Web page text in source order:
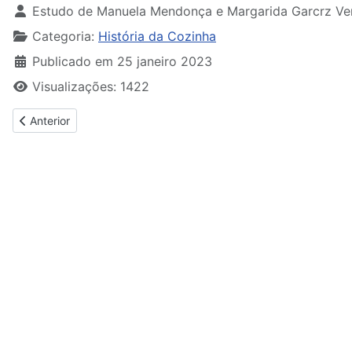
Estudo de Manuela Mendonça e Margarida Garcrz
Categoria: História da Cozinha
Publicado em 25 janeiro 2023
Visualizações: 1422
Artigo anterior: Homem antes da Escrita (O)
Anterior